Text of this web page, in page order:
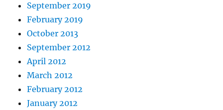
September 2019
February 2019
October 2013
September 2012
April 2012
March 2012
February 2012
January 2012